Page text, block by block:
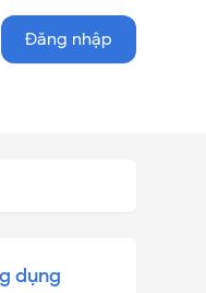
Đăng nhập
dụng